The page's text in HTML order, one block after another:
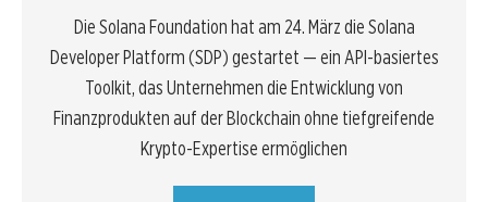
Die Solana Foundation hat am 24. März die Solana
Developer Platform (SDP) gestartet — ein API-basiertes
Toolkit, das Unternehmen die Entwicklung von
Finanzprodukten auf der Blockchain ohne tiefgreifende
Krypto-Expertise ermöglichen